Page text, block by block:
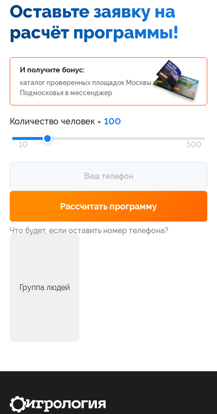
Оставьте заявку на
расчёт программы!
И получите бонус:
каталог проверенных площадок Москвы и
Подмосковья в мессенджер
Количество человек ≈ 100
10 500
Что будет, если оставить номер телефона?
Alternative:
Группа людей